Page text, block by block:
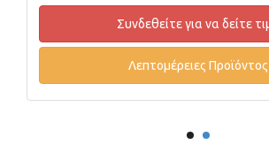
Συνδεθείτε για να δείτε τιμή
Λεπτομέρειες Προϊόντος